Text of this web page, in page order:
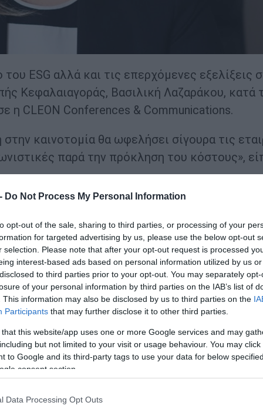
Do Not Process My Personal Information
opt-out of the sale, sharing to third parties, or processing of your
for targeted advertising by us, please use the below opt-out
selection. Please note that after your opt-out request is processed
interest-based ads based on personal information utilized by us
to third parties prior to your opt-out. You may separately
of your personal information by third parties on the IAB’s list of
This information may also be disclosed by us to third parties on the
Participants that may further disclose it to other third parties.
that this website/app uses one or more Google services and may
but not limited to your visit or usage behaviour. You may
to Google and its third-party tags to use your data for below
consent section.
Data Processing Opt Outs
ESG αλλά και τις επερχόμενες εξελίξεις
Κεφαλαιαγοράς, Βασιλική Λαζαράκου, κατά
η CLEON Conferences & Communications.
καινοτομία θα ωφελήσει σίγουρα τις
παρά την πρόκληση του κόστους»,
να θεσπίσει εναρμονισμένους κανόνες για
και τους συμβούλους της αγοράς. Οι
και θα αφορούν την ενσωμάτωση των
πληροφοριών που σχετίζονται με τη
όσο και από κανονιστική άποψη. Ο
κατάλληλη ρύθμιση και την ορθή εφαρμογή
διατάξεις, η κ. Λαζαράκου ανέφερε
στοχεύει σε έναν πληρέστερο ορισμό του